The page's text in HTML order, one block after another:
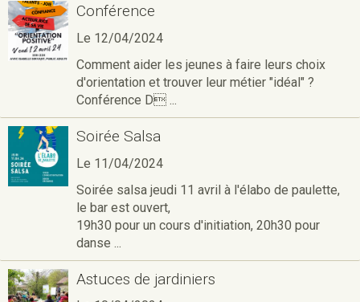
Conférence
Le 12/04/2024
Comment aider les jeunes à faire leurs choix
d'orientation et trouver leur métier "idéal" ?
Conférence D ...
Soirée Salsa
Le 11/04/2024
Soirée salsa jeudi 11 avril à l'élabo de paulette,
le bar est ouvert,
19h30 pour un cours d'initiation, 20h30 pour
danse ...
Astuces de jardiniers